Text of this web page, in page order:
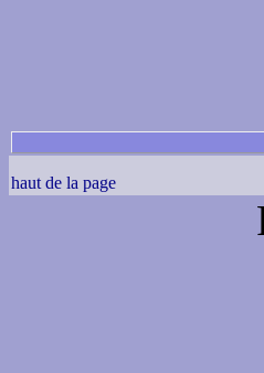
haut de la page